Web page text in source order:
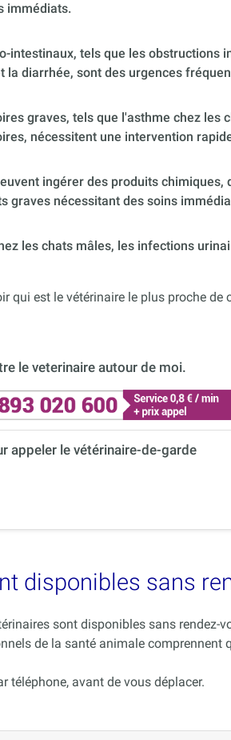
immédiats.
intestinaux, tels que les obstructions
la diarrhée, sont des urgences
graves, tels que l'asthme chez les
nécessitent une intervention
ingérer des produits
graves nécessitant des soins
les chats mâles, les infections
qui est le vétérinaire le plus proche de
le veterinaire autour de moi.
appeler le vétérinaire-de-garde
disponibles sans
sont disponibles sans
de la santé animale comprennent
téléphone, avant de vous déplacer.